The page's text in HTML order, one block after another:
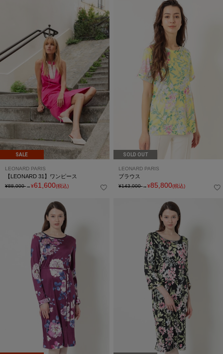
SALE
LEONARD PARIS
【LEONARD 31】ワンピース
¥88,000→¥61,600(税込)
SOLD OUT
LEONARD PARIS
ブラウス
¥143,000→¥85,800(税込)